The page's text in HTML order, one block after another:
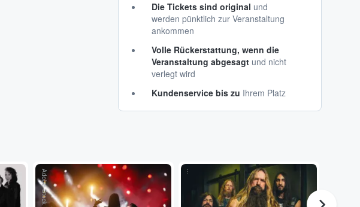
Die Tickets sind original und
werden pünktlich zur Veranstaltung
ankommen
Volle Rückerstattung, wenn die
Veranstaltung abgesagt und nicht
verlegt wird
Kundenservice bis zu Ihrem Platz
Adobe Stock ...